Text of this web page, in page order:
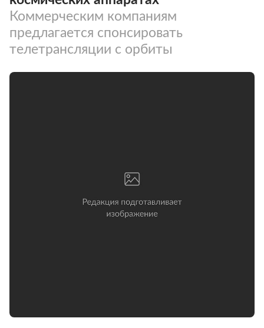
Коммерческим компаниям
предлагается спонсировать
телетрансляции с орбиты